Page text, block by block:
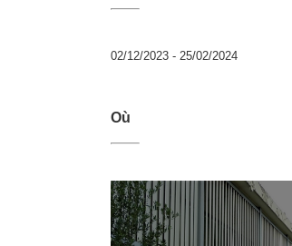
02/12/2023 - 25/02/2024
Où